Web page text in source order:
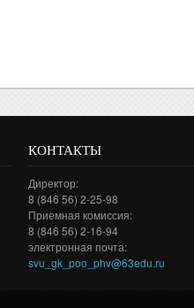
КОНТАКТЫ
Директор:
8 (846 56) 2-25-98
Приемная комиссия:
8 (846 56) 2-16-94
электронная почта:
svu_gk_poo_phv@63edu.ru